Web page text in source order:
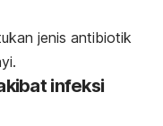
jenis antibiotik
infeksi